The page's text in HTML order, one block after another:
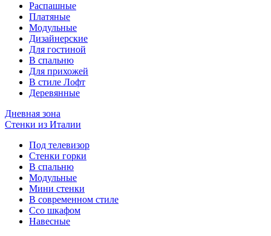
Распашные
Платяные
Модульные
Дизайнерские
Для гостиной
В спальню
Для прихожей
В стиле Лофт
Деревянные
Дневная зона
Стенки из Италии
Под телевизор
Стенки горки
В спальню
Модульные
Мини стенки
В современном стиле
Ссо шкафом
Навесные